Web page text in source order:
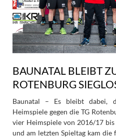
BAUNATAL BLEIBT
ROTENBURG
Baunatal – Es bleibt dabei,
Heimspiele gegen die TG
vier Heimspiele von 2016/17
und am letzten Spieltag kam